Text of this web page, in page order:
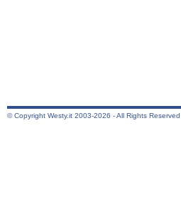
© Copyright Westy.it 2003-2026 - All Rights Reserved